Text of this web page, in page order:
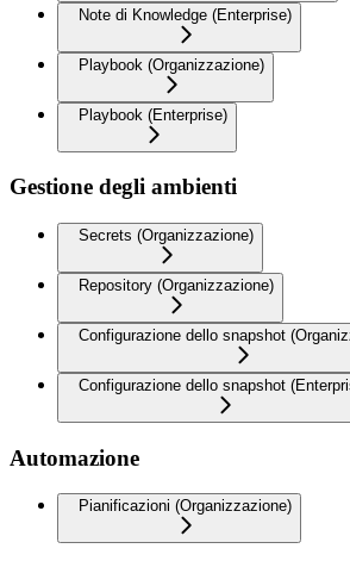
Note di Knowledge (Enterprise)
Playbook (Organizzazione)
Playbook (Enterprise)
Gestione degli ambienti
Secrets (Organizzazione)
Repository (Organizzazione)
Configurazione dello snapshot
Configurazione dello snapshot
Automazione
Pianificazioni (Organizzazione)